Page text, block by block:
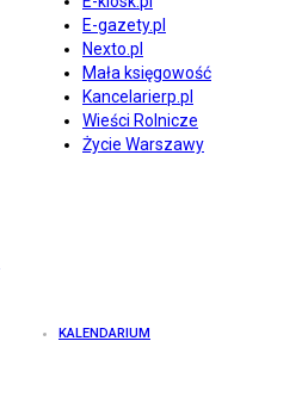
E-gazety.pl
Nexto.pl
Mała księgowość
Kancelarierp.pl
Wieści Rolnicze
Życie Warszawy
KALENDARIUM